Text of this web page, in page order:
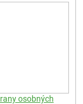
osobných